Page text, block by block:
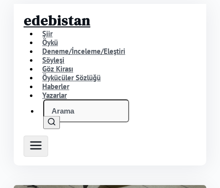
edebistan
Şiir
Öykü
Deneme/İnceleme/Eleştiri
Söyleşi
Göz Kirası
Öykücüler Sözlüğü
Haberler
Yazarlar